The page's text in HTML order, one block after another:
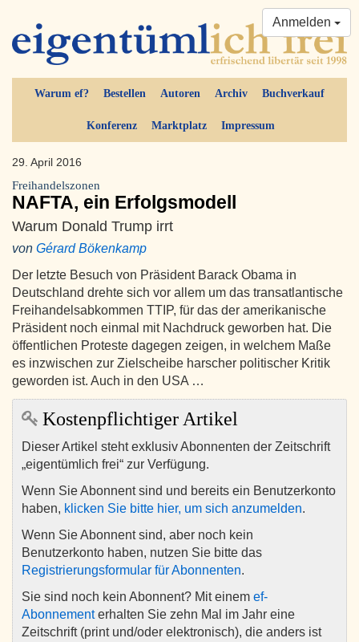
Warum ef? Bestellen Autoren Archiv Buchverkauf
Konferenz Marktplatz Impressum
Anmelden
29. April 2016
Freihandelszonen
NAFTA, ein Erfolgsmodell
Warum Donald Trump irrt
von Gérard Bökenkamp
Der letzte Besuch von Präsident Barack Obama in
Deutschland drehte sich vor allem um das transatlantische
Freihandelsabkommen TTIP, für das der amerikanische
Präsident noch einmal mit Nachdruck geworben hat. Die
öffentlichen Proteste dagegen zeigen, in welchem Maße
es inzwischen zur Zielscheibe harscher politischer Kritik
geworden ist. Auch in den USA …
Kostenpflichtiger Artikel
Dieser Artikel steht exklusiv Abonnenten der Zeitschrift
„eigentümlich frei“ zur Verfügung.
Wenn Sie Abonnent sind und bereits ein Benutzerkonto
haben, klicken Sie bitte hier, um sich anzumelden.
Wenn Sie Abonnent sind, aber noch kein
Benutzerkonto haben, nutzen Sie bitte das
Registrierungsformular für Abonnenten.
Sie sind noch kein Abonnent? Mit einem ef-
Abonnementerhalten Sie zehn Mal im Jahr eine
Zeitschrift (print und/oder elektronisch), die anders ist